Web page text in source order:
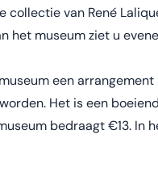
collectie van René
het museum ziet u
een
Het is een
bedraagt €13. In